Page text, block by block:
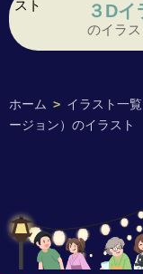
ホーム > イラスト一覧
ージョン）のイラスト
３Dイ
のイラス